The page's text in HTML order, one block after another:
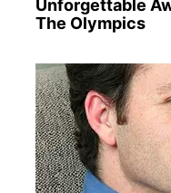
Unforgettable
The Olympics